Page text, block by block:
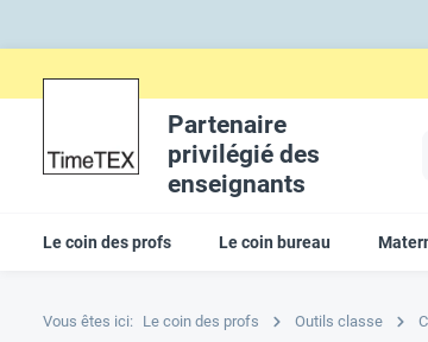
Partenaire
privilégié des
enseignants
Le coin des profs Le coin bureau
Vous êtes ici: Le coin des profs Outils classe